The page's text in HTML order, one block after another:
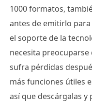
1000 formatos,
antes de emitirlo
el soporte de la
necesita preocuparse
sufra pérdidas
más funciones útiles
así que descárgalas y